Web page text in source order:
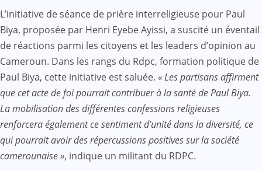
L’initiative de séance de prière interreligieuse pour Paul
Biya, proposée par Henri Eyebe Ayissi, a suscité un éventail
de réactions parmi les citoyens et les leaders d’opinion au
Cameroun. Dans les rangs du Rdpc, formation politique de
Paul Biya, cette initiative est saluée. « Les partisans affirment
que cet acte de foi pourrait contribuer à la santé de Paul Biya.
La mobilisation des différentes confessions religieuses
renforcera également ce sentiment d’unité dans la diversité, ce
qui pourrait avoir des répercussions positives sur la société
camerounaise », indique un militant du RDPC.